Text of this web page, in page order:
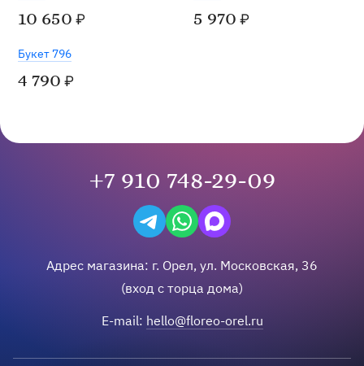
10 650 ₽ 5 970 ₽
Букет 796
4 790 ₽
+7 910 748-29-09
Написать в Telegram
Написать на WhatsApp
Написать в Max
Адрес магазина: г. Орел, ул. Московская, 36
(вход с торца дома)
E-mail: hello@floreo-orel.ru